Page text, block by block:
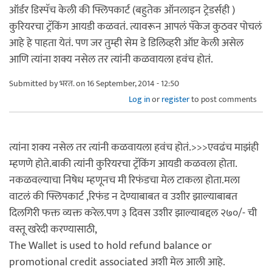
ऑर्डर डिस्पॅच केली की फ्लिपकार्ट (बहुतेक ऑनलाइन ट्रेडर्सही )
कुरियरचा ट्रॅकिंग आयडी कळवतं. त्यावरून आपलं पॅकेज कुठवर पोचलं
आहे हे पाहता येतं. पण जर तुम्ही सेम डे डिलिव्हरी ऑप्ट केली असेल
आणि त्यांना शक्य नसेल तर त्यांनी कळवायला हवंच होतं.
Submitted byभरत.on 16 September, 2014 - 12:50
Log inorregisterto post comments
त्यांना शक्य नसेल तर त्यांनी कळवायला हवंच होतं.>>>एवढंच माझंही
म्हणणे होते.बाकी त्यांनी कुरियरचा ट्रॅकिंग आयडी कळवला होता.
नकळवल्याचा निषेध म्हणूनच मी रिफंडचा मेल टाकला होता.मला
वाटलं की फ्लिपकार्ट ,रिफंड न देण्याबाबत व उशीर झाल्याबाबत
दिलगिरी फक्त व्यक्त करेल.पण ३ दिवस उशीर झाल्याबद्दल २७०/- ची
वस्तू खरेदी करण्यासाठी,
The Wallet is used to hold refund balance or
promotional credit associated अशी मेल आली आहे.